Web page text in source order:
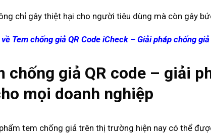
chỉ gây thiệt hại cho người tiêu dùng mà còn gây
Tem chống giả QR Code iCheck – Giải pháp chống
chống giả QR code – giải
mọi doanh nghiệp
tem chống giả trên thị trường hiện nay có thể